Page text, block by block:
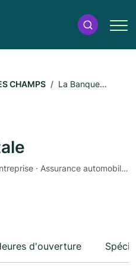
CHAMPS
La Banque
Banque · Conseil en gestion d'entreprise · Assurance automobile · Assurance
d'ouverture